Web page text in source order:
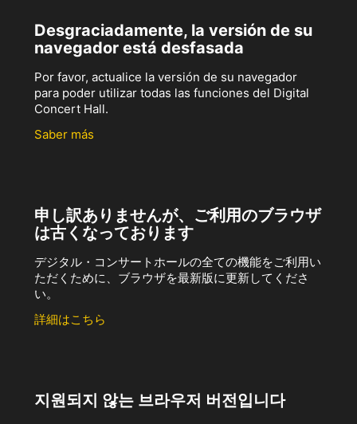
Desgraciadamente, la versión de su
navegador está desfasada
Por favor, actualice la versión de su navegador
para poder utilizar todas las funciones del Digital
Concert Hall.
Saber más
申し訳ありませんが、ご利用のブラウザ
は古くなっております
デジタル・コンサートホールの全ての機能をご利用い
ただくために、ブラウザを最新版に更新してくださ
い。
詳細はこちら
지원되지 않는 브라우저 버전입니다